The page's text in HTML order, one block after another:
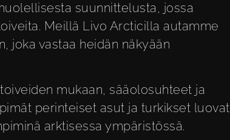
suunnittelusta, jossa
Meillä Livo Arcticilla autamme
joka vastaa heidän näkyään
mukaan, sääolosuhteet ja
perinteiset asut ja turkikset luovat
arktisessa ympäristössä.